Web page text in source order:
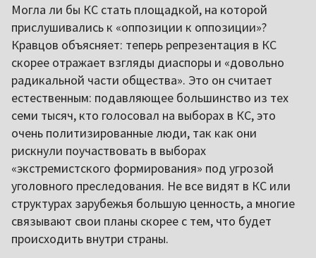
Могла ли бы КС стать площадкой, на которой
прислушивались к «оппозиции к оппозиции»?
Кравцов объясняет: теперь репрезентация в КС
скорее отражает взгляды диаспоры и «довольно
радикальной части общества». Это он считает
естественным: подавляющее большинство из тех
семи тысяч, кто голосовал на выборах в КС, это
очень политизированные люди, так как они
рискнули поучаствовать в выборах
«экстремистского формирования» под угрозой
уголовного преследования. Не все видят в КС или
структурах зарубежья большую ценность, а многие
связывают свои планы скорее с тем, что будет
происходить внутри страны.